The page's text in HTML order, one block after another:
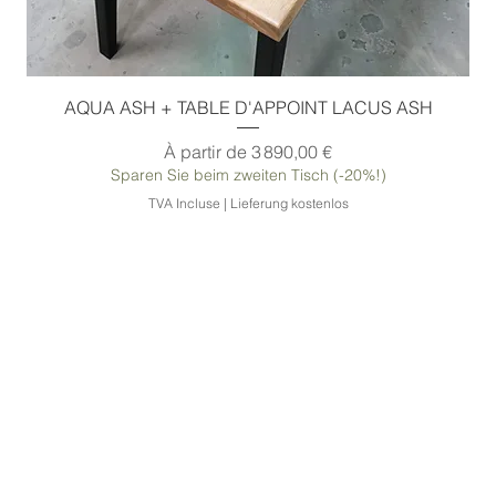
AQUA ASH + TABLE D'APPOINT LACUS ASH
À partir de 3 890,00 €
Prix promotionnel
Sparen Sie beim zweiten Tisch (-20%!)
TVA Incluse | Lieferung kostenlos
Caractéristique spéciale
Optique de flux à travers la
résine époxy
originaux